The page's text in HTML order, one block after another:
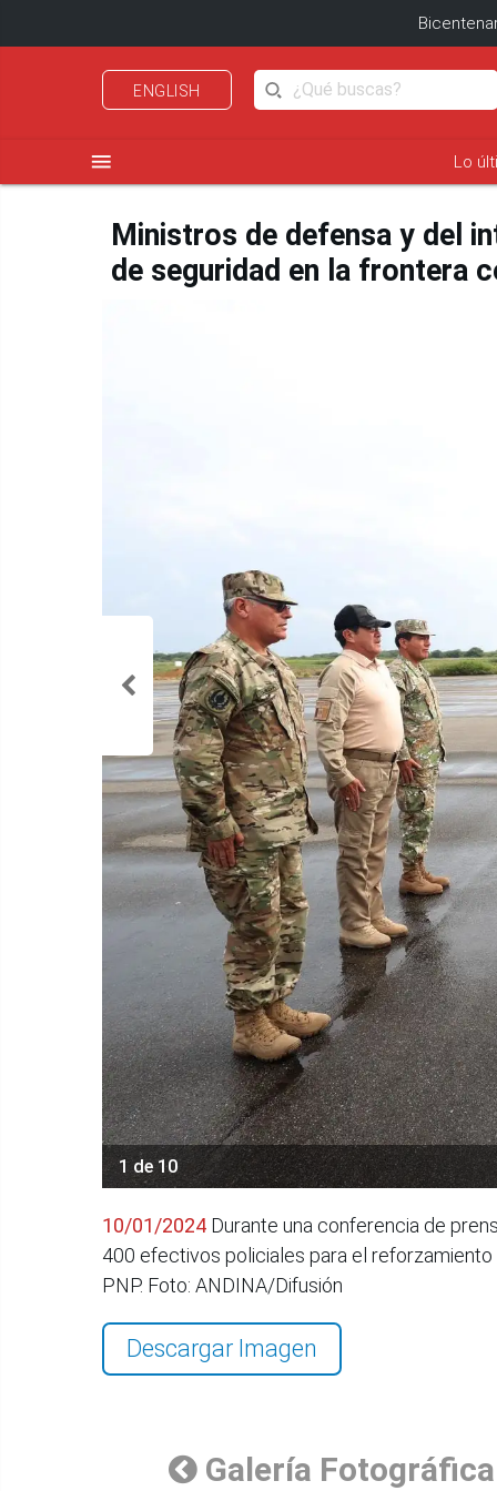
ENGLISH
menu Lo
Ministros de defensa y del
de seguridad en la frontera
1 de 10
10/01/2024 Durante una conferencia de
400 efectivos policiales para el
PNP. Foto: ANDINA/Difusión
Descargar Imagen
Galería Fotográfica